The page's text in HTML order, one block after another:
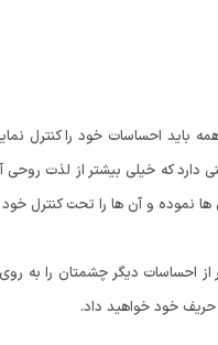
باید احساسات خود را
دارد که خیلی بیشتر از لذت
ها نموده و آن ها را تحت کنترل خود
دیگر چشمتان را به
حریف خود خواهید داد.